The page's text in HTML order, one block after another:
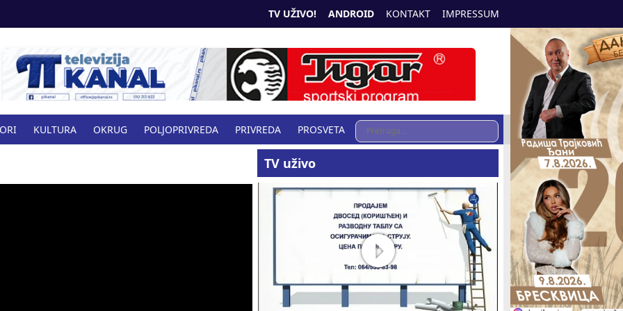
TV UŽIVO! ANDROID KONTAKT IMPRESSUM
KULTURA OKRUG POLJOPRIVREDA PRIVREDA PROSVETA
TV uživo